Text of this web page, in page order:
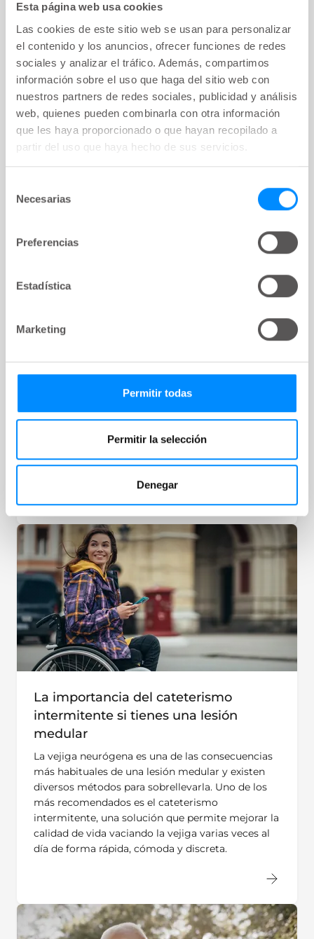
Esta página web usa cookies
Las cookies de este sitio web se usan para personalizar
el contenido y los anuncios, ofrecer funciones de redes
sociales y analizar el tráfico. Además, compartimos
información sobre el uso que haga del sitio web con
nuestros partners de redes sociales, publicidad y análisis
web, quienes pueden combinarla con otra información
que les haya proporcionado o que hayan recopilado a
partir del uso que haya hecho de sus servicios.
Necesarias
Preferencias
Estadística
Marketing
Permitir todas
Permitir la selección
Denegar
El cateterismo intermitente marcó la
diferencia en mi vida, estoy orgullosa
de autosondarme
Después de que le dijeran que tendría que
sondarse el resto de su vida, Teresa se sintió
avergonzada. Ahora se siente orgullosa de optar
por el autocateterismo.
debes saber para preparar tu visita
La incontinencia urinaria es un problema muy
extendido que afecta a la calidad de vida y a la
saber sobre este trastorno.
La importancia del cateterismo
intermitente si tienes una lesión
medular
La vejiga neurógena es una de las consecuencias
más habituales de una lesión medular y existen
diversos métodos para sobrellevarla. Uno de los
más recomendados es el cateterismo
intermitente, una solución que permite mejorar la
calidad de vida vaciando la vejiga varias veces al
día de forma rápida, cómoda y discreta.